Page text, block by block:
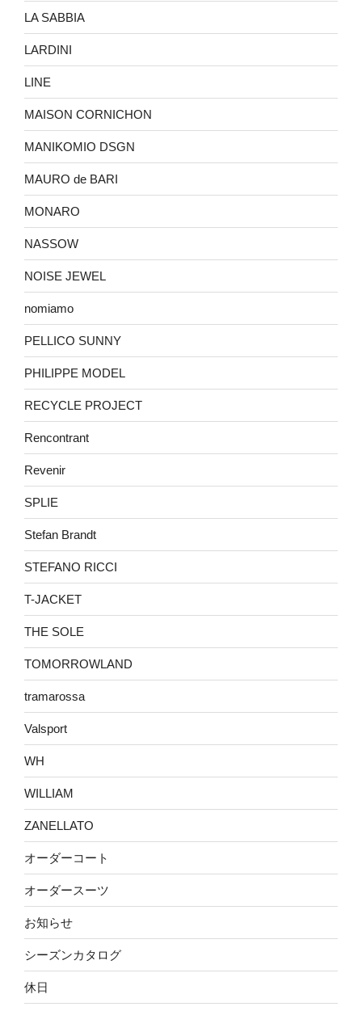
LA SABBIA
LARDINI
LINE
MAISON CORNICHON
MANIKOMIO DSGN
MAURO de BARI
MONARO
NASSOW
NOISE JEWEL
nomiamo
PELLICO SUNNY
PHILIPPE MODEL
RECYCLE PROJECT
Rencontrant
Revenir
SPLIE
Stefan Brandt
STEFANO RICCI
T-JACKET
THE SOLE
TOMORROWLAND
tramarossa
Valsport
WH
WILLIAM
ZANELLATO
オーダーコート
オーダースーツ
お知らせ
シーズンカタログ
休日